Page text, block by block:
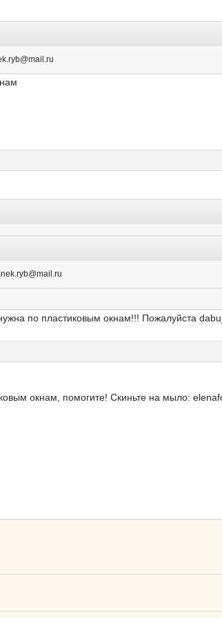
по пластиковым окнам!!! Пожалуйста
окнам, помогите! Скиньте на мыло: